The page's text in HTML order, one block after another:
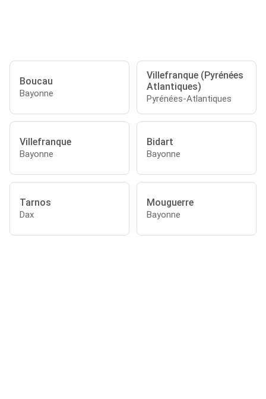
Boucau
Bayonne
Villefranque (Pyrénées
Atlantiques)
Pyrénées-Atlantiques
Villefranque
Bayonne
Bidart
Bayonne
Tarnos
Dax
Mouguerre
Bayonne